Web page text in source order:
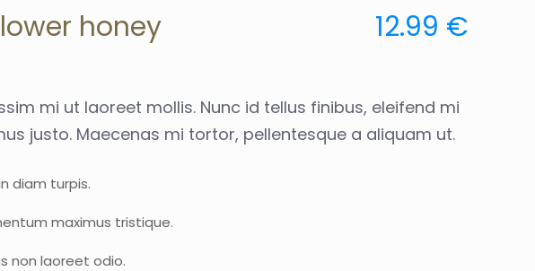
honey 12.99 €
mi ut laoreet mollis. Nunc id tellus finibus, eleifend mi
justo. Maecenas mi tortor, pellentesque a aliquam ut.
diam turpis.
maximus tristique.
non laoreet odio.